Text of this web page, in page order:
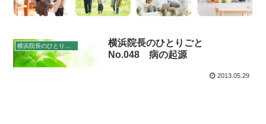
横浜院長のひとりごと
No.048 病の起源
2013.05.29